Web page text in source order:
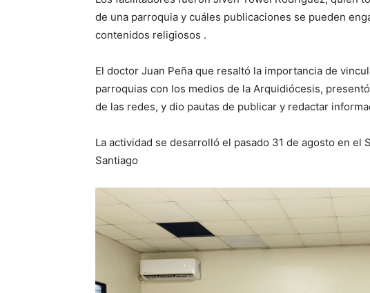
de una parroquia y cuáles publicaciones se pueden
contenidos religiosos .
El doctor Juan Peña que resaltó la importancia de
parroquias con los medios de la Arquidiócesis,
de las redes, y dio pautas de publicar y redactar
La actividad se desarrolló el pasado 31 de agosto en el
Santiago